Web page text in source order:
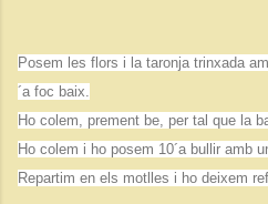
Posem les flors i la taronja trinxada
´a foc baix.
Ho colem, prement be, per tal que la
Ho colem i ho posem 10´a bullir amb
Repartim en els motlles i ho deixem